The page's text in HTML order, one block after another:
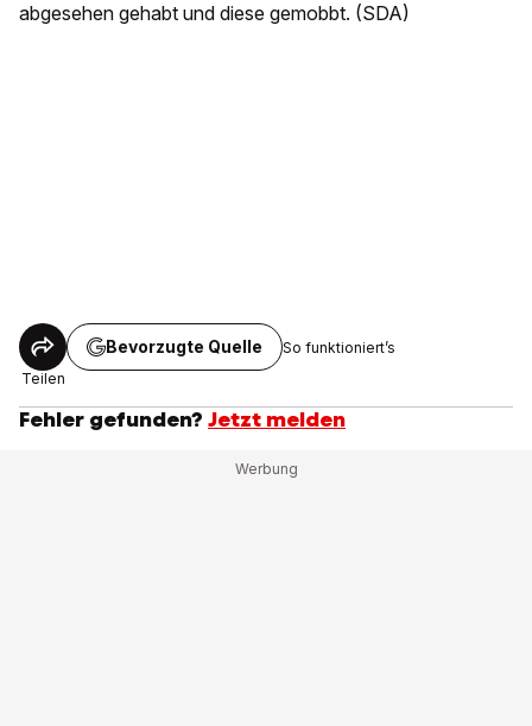
abgesehen gehabt und diese gemobbt. (SDA)
Teilen
Bevorzugte Quelle So funktioniert’s
Fehler gefunden? Jetzt melden